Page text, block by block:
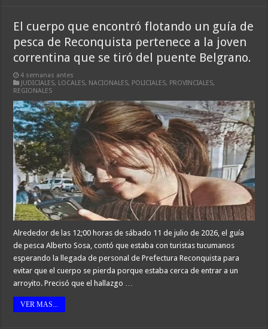
El cuerpo que encontró flotando un guía de
pesca de Reconquista pertenece a la joven
correntina que se tiró del puente Belgrano.
4 semanas antes
JUDICIALES, LOCALES, NACIONALES, POLICIALES, PROVINCIALES,
REGIONALES
Alrededor de las 12;00 horas de sábado 11 de julio de 2026, el guía
de pesca Alberto Sosa, contó que estaba con turistas tucumanos
esperando la llegada de personal de Prefectura Reconquista para
evitar que el cuerpo se pierda porque estaba cerca de entrar a un
arroyito. Precisó que el hallazgo …
VER MAS...